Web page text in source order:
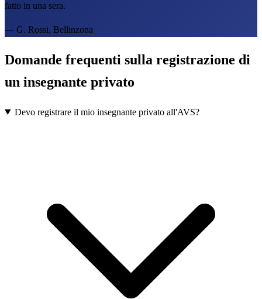
fatto in una sera.
— G. Rossi, Bellinzona
Domande frequenti sulla registrazione di
un insegnante privato
Devo registrare il mio insegnante privato all'AVS?